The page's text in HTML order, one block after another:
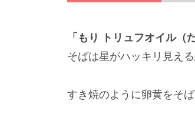
「もり トリュフオイル（
そばは星がハッキリ見える
すき焼のように卵黄をそば